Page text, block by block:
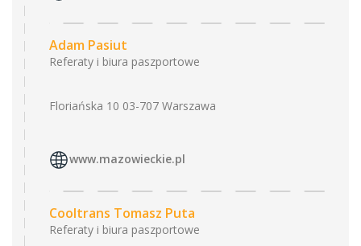
Adam Pasiut
Referaty i biura paszportowe
Floriańska 10 03-707 Warszawa
www.mazowieckie.pl
Cooltrans Tomasz Puta
Referaty i biura paszportowe